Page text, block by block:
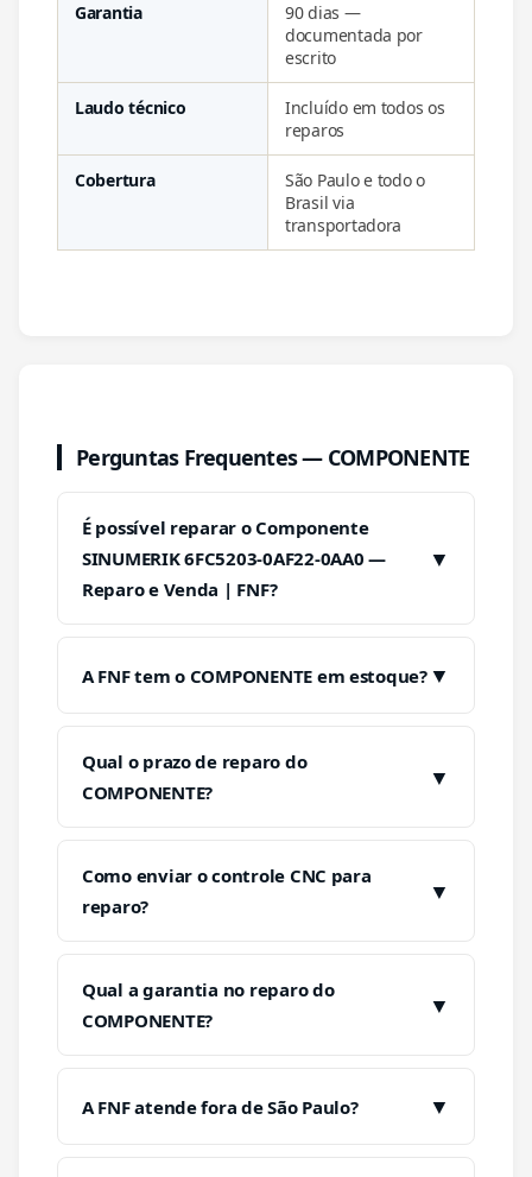
Garantia
90 dias —
documentada por
escrito
Laudo técnico
Incluído em todos os
reparos
Cobertura
São Paulo e todo o
Brasil via
transportadora
Perguntas Frequentes — COMPONENTE
É possível reparar o Componente
SINUMERIK 6FC5203-0AF22-0AA0 —
Reparo e Venda | FNF?
▼
A FNF tem o COMPONENTE em estoque? ▼
Qual o prazo de reparo do
COMPONENTE?
▼
Como enviar o controle CNC para
reparo?
▼
Qual a garantia no reparo do
COMPONENTE?
▼
A FNF atende fora de São Paulo? ▼